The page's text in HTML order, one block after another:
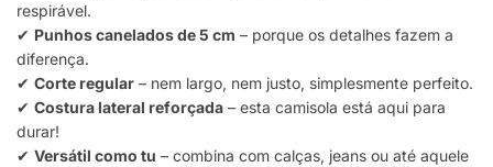
respirável.
✔ Punhos canelados de 5 cm – porque os detalhes fazem a
diferença.
✔ Corte regular – nem largo, nem justo, simplesmente perfeito.
✔ Costura lateral reforçada – esta camisola está aqui para
durar!
✔ Versátil como tu – combina com calças, jeans ou até aquele